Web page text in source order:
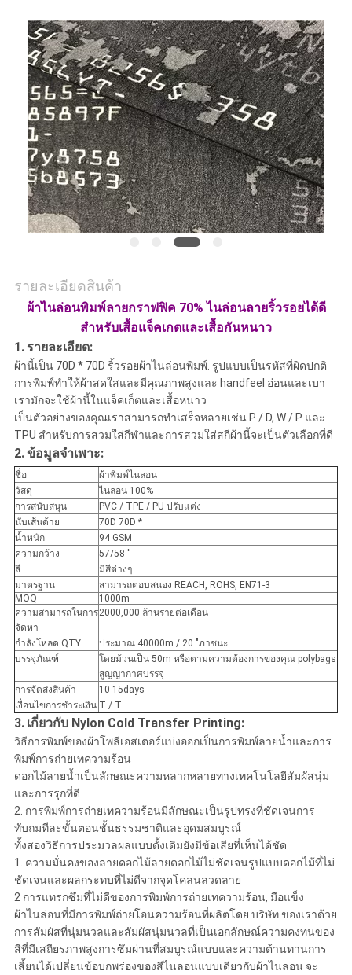
แผนผัง
เว็บไซต์
PRIVACY
POLICY
รายละเอียดสินค้า
ผ้าไนล่อนพิมพ์ลายกราฟฟิค 70% ไนล่อนลายริ้วรอยได้ดี
สำหรับเสื้อแจ็คเกตและเสื้อกันหนาว
1. รายละเอียด:
ผ้านี้เป็น 70D * 70D ริ้วรอยผ้าไนล่อนพิมพ์. รูปแบบเป็นรหัสที่ผิดปกติ
การพิมพ์ทำให้ผ้าสดใสและมีคุณภาพสูงและ handfeel อ่อนและเบา
เรามักจะใช้ผ้านี้ในแจ็คเก็ตและเสื้อหนาว
เป็นตัวอย่างของคุณเราสามารถทำเสร็จหลายเช่น P / D, W / P และ
TPU สำหรับการสวมใส่กีฬาและการสวมใส่สกีผ้านี้จะเป็นตัวเลือกที่ดี
2.ข้อมูลจำเพาะ:
ชื่อ
ผ้าพิมพ์ไนลอน
วัสดุ
ไนลอน 100%
การสนับสนุน
PVC / TPE / PU ปรับแต่ง
นับเส้นด้าย
70D 70D *
น้ำหนัก
94 GSM
ความกว้าง
57/58 ''
สี
มีสีต่างๆ
มาตรฐาน
สามารถตอบสนอง REACH, ROHS, EN71-3
MOQ
1000m
ความสามารถในการ
จัดหา
2000,000 ล้านรายต่อเดือน
กำลังโหลด QTY
ประมาณ 40000m / 20 "ภาชนะ
บรรจุภัณฑ์
โดยม้วนเป็น 50m หรือตามความต้องการของคุณ polybags
สูญญากาศบรรจุ
การจัดส่งสินค้า
10-15days
เงื่อนไขการชำระเงิน T / T
3. เกี่ยวกับ Nylon Cold Transfer Printing:
วิธีการพิมพ์ของผ้าโพลีเอสเตอร์แบ่งออกเป็นการพิมพ์ลายน้ำและการ
พิมพ์การถ่ายเทความร้อน
ดอกไม้ลายน้ำเป็นลักษณะความหลากหลายทางเทคโนโลยีสัมผัสนุ่ม
และการรุกที่ดี
2. การพิมพ์การถ่ายเทความร้อนมีลักษณะเป็นรูปทรงที่ชัดเจนการ
ทับถมทีละขั้นตอนชั้นธรรมชาติและอุดมสมบูรณ์
ทั้งสองวิธีการประมวลผลแบบดั้งเดิมยังมีข้อเสียที่เห็นได้ชัด
1. ความมั่นคงของลายดอกไม้ลายดอกไม้ไม่ชัดเจนรูปแบบดอกไม้ที่ไม่
ชัดเจนและผลกระทบที่ไม่ดีจากจุดโคลนลวดลาย
2 การแทรกซึมที่ไม่ดีของการพิมพ์การถ่ายเทความร้อน, มือแข็ง
ผ้าไนล่อนที่มีการพิมพ์ถ่ายโอนความร้อนที่ผลิตโดย บริษัท ของเราด้วย
การสัมผัสที่นุ่มนวลและสัมผัสนุ่มนวลที่เป็นเอกลักษณ์ความคงทนของ
สีที่มีเสถียรภาพสูงการซึมผ่านที่สมบูรณ์แบบและความต้านทานการ
เสี้ยนได้เปลี่ยนข้อบกพร่องของสีไนลอนแบบเดียวกับผ้าไนลอน จะ